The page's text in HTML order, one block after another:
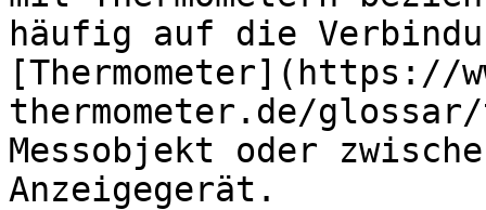
häufig auf die
[Thermometer](https://
thermometer.de/glossar/
Messobjekt oder
Anzeigegerät.